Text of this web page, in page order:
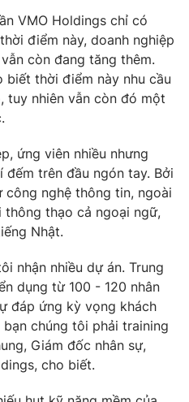
hình Việt Nam
điện tử số 483/GP-BTTTT
Mỹ Hạnh, Phạm Quốc Thắng,
024.38 355 932
897 897
VMO Holdings chỉ có
điểm này, doanh nghiệp
còn đang tăng thêm.
biết thời điểm này nhu cầu
tuy nhiên vẫn còn đó một
ứng viên nhiều nhưng
trên đầu ngón tay. Bởi
nghệ thông tin, ngoài
thông thạo cả ngoại ngữ,
Nhật.
nhận nhiều dự án. Trung
dụng từ 100 - 120 nhân
đáp ứng kỳ vọng khách
chúng tôi phải training
Giám đốc nhân sự,
cho biết.